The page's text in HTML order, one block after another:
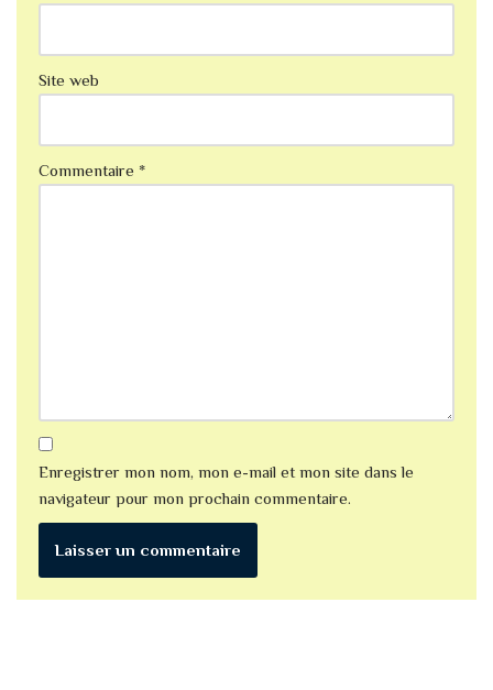
Site web
Commentaire *
Enregistrer mon nom, mon e-mail et mon site dans le
navigateur pour mon prochain commentaire.